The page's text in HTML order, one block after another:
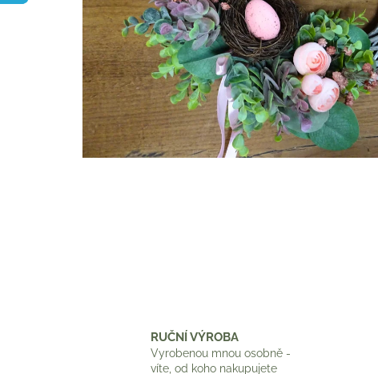
RUČNÍ VÝROBA
Vyrobenou mnou osobně -
víte, od koho nakupujete